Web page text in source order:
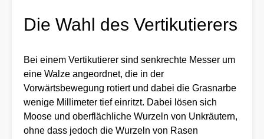
Die Wahl des Vertikutierers
Bei einem Vertikutierer sind senkrechte Messer um
eine Walze angeordnet, die in der
Vorwärtsbewegung rotiert und dabei die Grasnarbe
wenige Millimeter tief einritzt. Dabei lösen sich
Moose und oberflächliche Wurzeln von Unkräutern,
ohne dass jedoch die Wurzeln von Rasen